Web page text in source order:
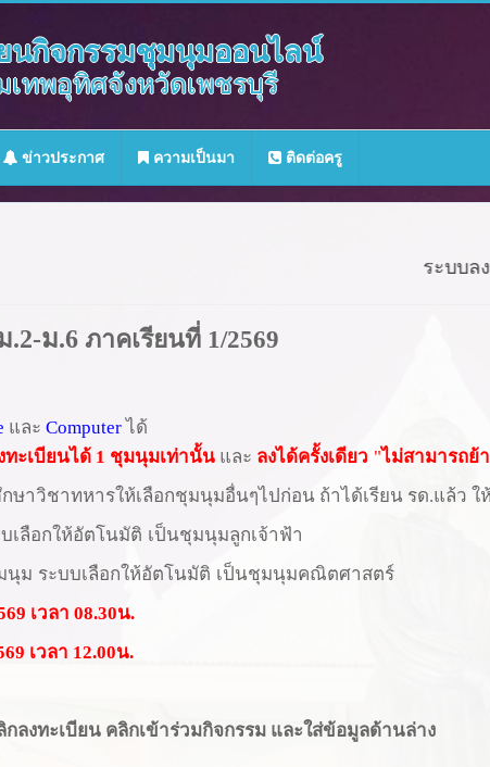
นกิจกรรมชุมนุมออนไลน์
เทพอุทิศจังหวัดเพชรบุรี
ข่าวประกาศ ความเป็นมา ติดต่อครู
ระบบลงทะเ
.2-ม.6 ภาคเรียนที่ 1/2569
และ Computerได้
ทะเบียนได้ 1 ชุมนุมเท่านั้น และ ลงได้ครั้งเดียว "ไม่สามารถย้
ษาวิชาทหารให้เลือกชุมนุมอื่นๆไปก่อน ถ้าได้เรียน รด.แล้ว
ลือกให้อัตโนมัติ เป็นชุมนุมลูกเจ้าฟ้า
นุม ระบบเลือกให้อัตโนมัติ เป็นชุมนุมคณิตศาสตร์
เวลา 08.30น.
เวลา 12.00น.
ลงทะเบียน คลิกเข้าร่วมกิจกรรม และใส่ข้อมูลด้านล่าง